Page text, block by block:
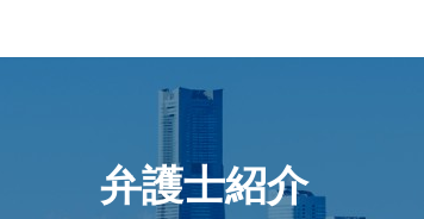
弁護士紹介